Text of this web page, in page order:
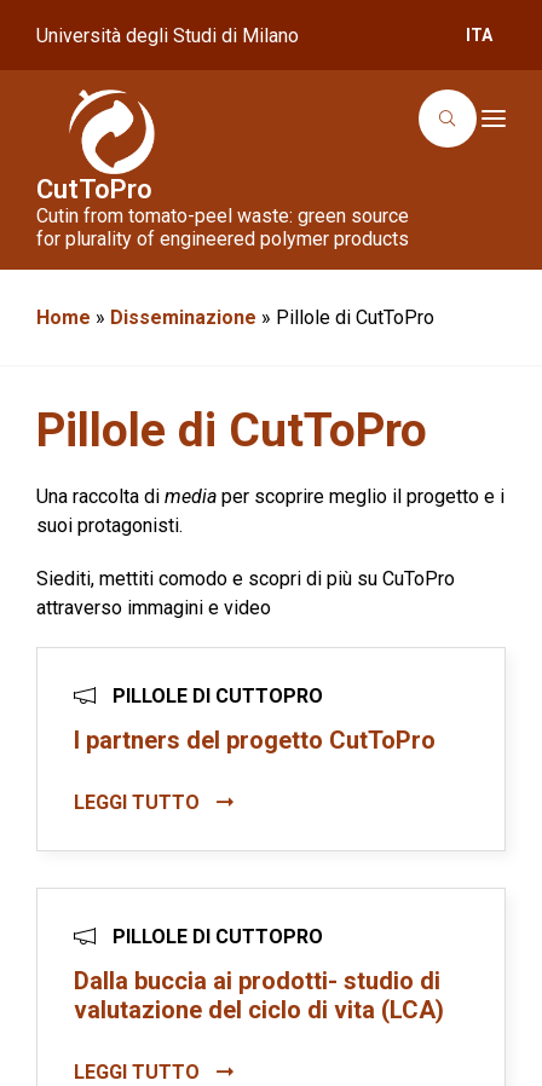
Università degli Studi di Milano ITA
CutToPro
Cutin from tomato-peel waste: green source
for plurality of engineered polymer products
T
v
Home » Disseminazione » Pillole di CutToPro
Pillole di CutToPro
Una raccolta di media per scoprire meglio il progetto e i
suoi protagonisti.
Siediti, mettiti comodo e scopri di più su CuToPro
attraverso immagini e video
PILLOLE DI CUTTOPRO
I partners del progetto CutToPro
LEGGI TUTTO
PILLOLE DI CUTTOPRO
Dalla buccia ai prodotti- studio di
valutazione del ciclo di vita (LCA)
LEGGI TUTTO